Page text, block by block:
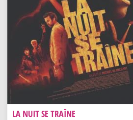
LA NUIT SE TRAÎNE